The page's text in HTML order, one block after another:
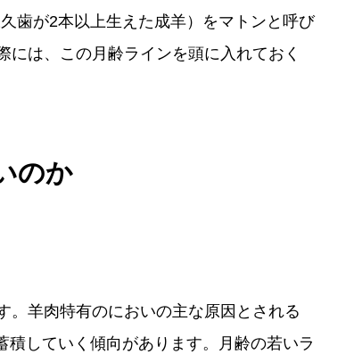
歯が2本以上生えた成羊）をマトンと呼び
は、この月齢ラインを頭に入れておく
のか
。羊肉特有のにおいの主な原因とされる
していく傾向があります。月齢の若いラ